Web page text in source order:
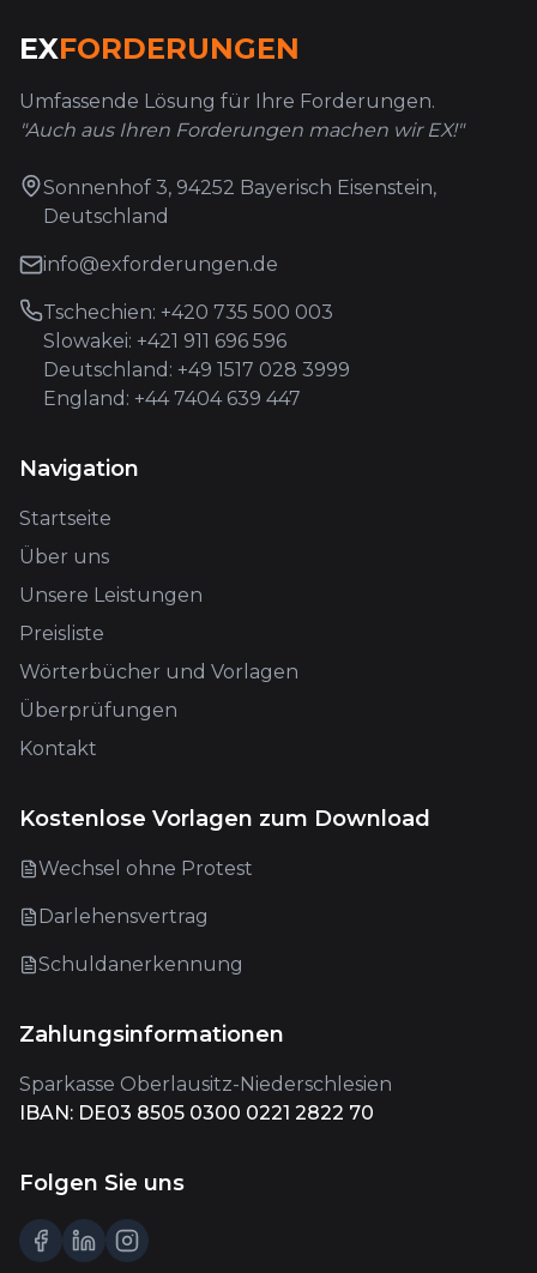
EXFORDERUNGEN
Umfassende Lösung für Ihre Forderungen.
"Auch aus Ihren Forderungen machen wir EX!"
Sonnenhof 3, 94252 Bayerisch Eisenstein,
Deutschland
info@exforderungen.de
Tschechien: +420 735 500 003
Slowakei: +421 911 696 596
Deutschland: +49 1517 028 3999
England: +44 7404 639 447
Navigation
Startseite
Über uns
Unsere Leistungen
Preisliste
Wörterbücher und Vorlagen
Überprüfungen
Kontakt
Kostenlose Vorlagen zum Download
Wechsel ohne Protest
Darlehensvertrag
Schuldanerkennung
Zahlungsinformationen
Sparkasse Oberlausitz-Niederschlesien
IBAN: DE03 8505 0300 0221 2822 70
Folgen Sie uns